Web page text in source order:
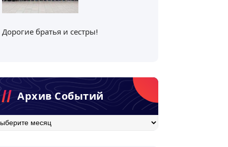
Дорогие братья и сестры!
Архив Событий